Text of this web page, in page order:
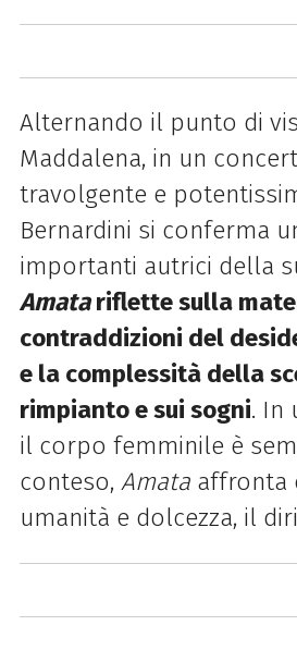
Alternando il punto di
Maddalena, in un
travolgente e
Bernardini si conferma
importanti autrici della
Amatariflette sulla
contraddizioni del
e la complessità della
rimpianto e sui sogni. In
il corpo femminile è
conteso, Amataaffronta
umanità e dolcezza, il